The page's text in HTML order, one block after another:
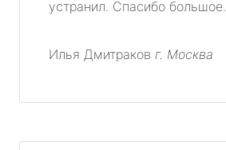
устранил. Спасибо большое.
Илья Дмитраков г. Москва